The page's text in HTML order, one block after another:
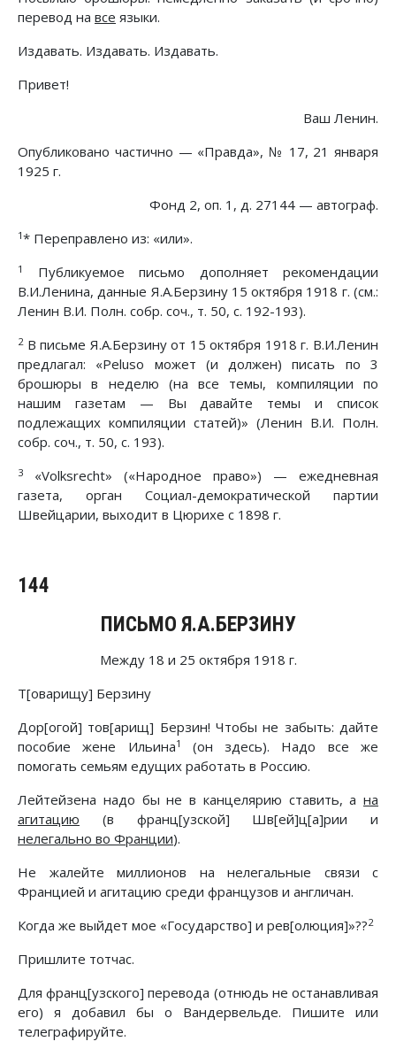
перевод на все языки.
Издавать. Издавать. Издавать.
Привет!
Ваш Ленин.
Опубликовано частично — «Правда», № 17, 21 января
1925 г.
Фонд 2, оп. 1, д. 27144 — автограф.
1* Переправлено из: «или».
1
Публикуемое письмо дополняет рекомендации
В.И.Ленина, данные Я.А.Берзину 15 октября 1918 г. (см.:
Ленин В.И. Полн. собр. соч., т. 50, с. 192-193).
2В письме Я.А.Берзину от 15 октября 1918 г. В.И.Ленин
предлагал: «Peluso может (и должен) писать по 3
брошюры в неделю (на все темы, компиляции по
нашим газетам — Вы давайте темы и список
подлежащих компиляции статей)» (Ленин В.И. Полн.
собр. соч., т. 50, с. 193).
3
«Volksrecht» («Народное право») — ежедневная
газета, орган Социал-демократической партии
Швейцарии, выходит в Цюрихе с 1898 г.
144
ПИСЬМО Я.А.БЕРЗИНУ
Между 18 и 25 октября 1918 г.
Т[оварищу] Берзину
Дор[огой] тов[арищ] Берзин! Чтобы не забыть: дайте
пособие жене Ильина1
(он здесь). Надо все же
помогать семьям едущих работать в Россию.
Лейтейзена надо бы не в канцелярию ставить, а на
агитацию (в франц[узской] Шв[ей]ц[а]рии и
нелегально во Франции).
Не жалейте миллионов на нелегальные связи с
Францией и агитацию среди французов и англичан.
Когда же выйдет мое «Государство] и рев[олюция]»??2
Пришлите тотчас.
Для франц[узского] перевода (отнюдь не останавливая
его) я добавил бы о Вандервельде. Пишите или
телеграфируйте.